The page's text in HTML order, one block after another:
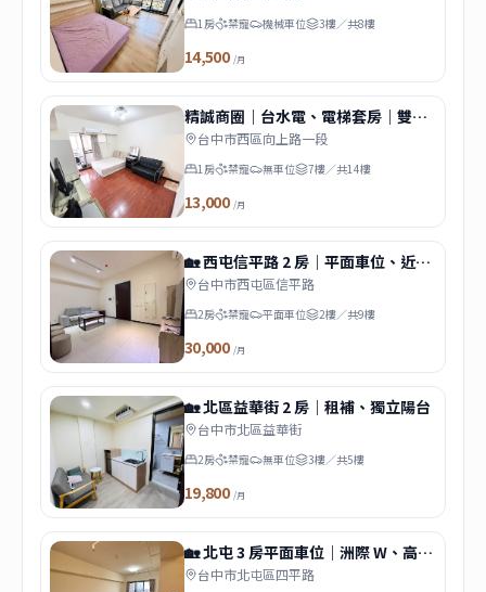
1房 禁寵 機械車位 3樓／共8樓
14,500 /月
精誠商圈｜台水電、電梯套房｜雙租
補 台水電 代收包裹
台中市西區向上路一段
1房 禁寵 無車位 7樓／共14樓
13,000 /月
🏡 西屯信平路 2 房｜平面車位、近中
央公園
台中市西屯區信平路
2房 禁寵 平面車位 2樓／共9樓
30,000 /月
🏡 北區益華街 2 房｜租補、獨立陽台
台中市北區益華街
2房 禁寵 無車位 3樓／共5樓
19,800 /月
🏡 北屯 3 房平面車位｜洲際 W、高樓
景觀台中市北屯區四平路